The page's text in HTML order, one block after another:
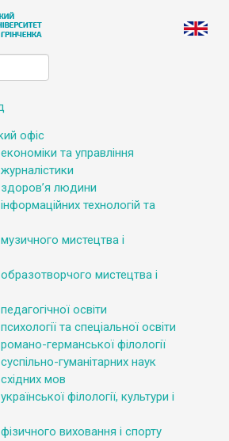
офіс
та управління
людини
технологій та
мистецтва і
мистецтва і
освіти
та спеціальної освіти
германської філології
гуманітарних наук
мов
філології, культури і
виховання і спорту